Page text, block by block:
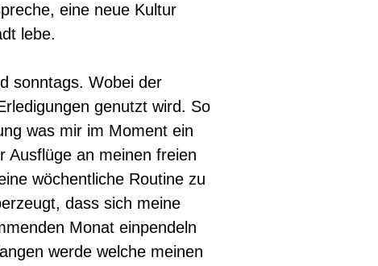
eine neue Kultur
lebe.
sonntags. Wobei der
genutzt wird. So
was mir im Moment ein
Ausflüge an meinen freien
wöchentliche Routine zu
dass sich meine
Monat einpendeln
werde welche meinen